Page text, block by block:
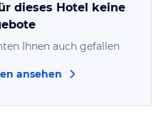
dieses Hotel keine
Ihnen auch gefallen
ansehen